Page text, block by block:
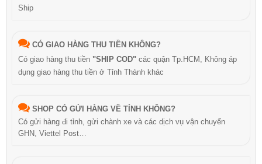
Ship
CÓ GIAO HÀNG THU TIỀN KHÔNG?
Có giao hàng thu tiền "SHIP COD" các quận Tp.HCM, Không áp
dụng giao hàng thu tiền ở Tỉnh Thành khác
SHOP CÓ GỬI HÀNG VỀ TỈNH KHÔNG?
Có gửi hàng đi tỉnh, gửi chành xe và các dịch vụ vận chuyển
GHN, Viettel Post…